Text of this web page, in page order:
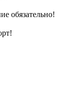
обязательно!